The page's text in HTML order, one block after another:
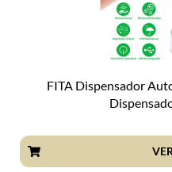
FITA Dispensador